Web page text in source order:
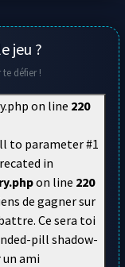
jeu ?
défier !
on line 220
in
on line 220
de gagner sur
Ce sera toi
ami